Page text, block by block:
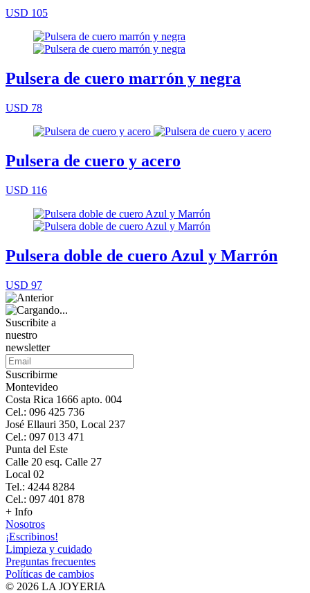
USD 105
Pulsera de cuero marrón y negra
USD 78
Pulsera de cuero y acero
USD 116
Pulsera doble de cuero Azul y Marrón
USD 97
Suscribite a
nuestro
newsletter
Suscribirme
Montevideo
Costa Rica 1666 apto. 004
Cel.: 096 425 736
José Ellauri 350, Local 237
Cel.: 097 013 471
Punta del Este
Calle 20 esq. Calle 27
Local 02
Tel.: 4244 8284
Cel.: 097 401 878
+ Info
Nosotros
¡Escribinos!
Limpieza y cuidado
Preguntas frecuentes
Políticas de cambios
© 2026 LA JOYERIA